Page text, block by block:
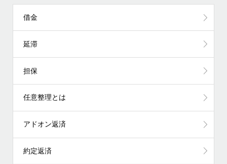
借金
延滞
担保
任意整理とは
アドオン返済
約定返済